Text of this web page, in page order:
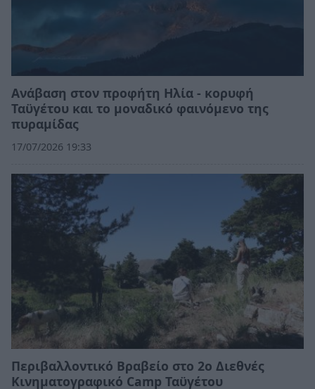
Ανάβαση στον προφήτη Ηλία - κορυφή
Ταϋγέτου και το μοναδικό φαινόμενο της
πυραμίδας
17/07/2026 19:33
Περιβαλλοντικό Βραβείο στο 2ο Διεθνές
Κινηματογραφικό Camp Ταϋγέτου